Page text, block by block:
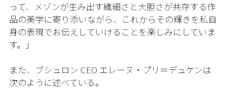
って、メゾンが生み出す繊細さと大胆さが共存する作
品の美学に寄り添いながら、これからその輝きを私自
身の表現でお伝えしていけることを楽しみにしていま
す。」
また、ブシュロン CEO エレーヌ・プリ＝デュケンは
次のように述べている。